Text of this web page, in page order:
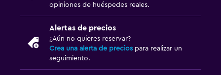
opiniones de huéspedes reales.
Alertas de precios
¿Aún no quieres reservar?
Crea una alerta de precios para realizar un
seguimiento.